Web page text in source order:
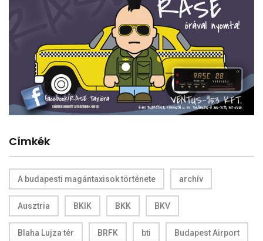
Címkék
A budapesti magántaxisok története archív
Ausztria BKIK BKK BKV
Blaha Lujza tér BRFK bti Budapest Airport